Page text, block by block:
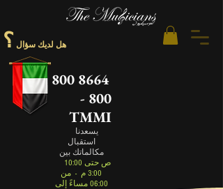
هل لديك سؤال ؟
800 8664
- 800
TMMI
يسعدنا
استقبال
مكالماتك بين
10:00 ص حتى
3:00 م
- من
06:00 مساءً إلى